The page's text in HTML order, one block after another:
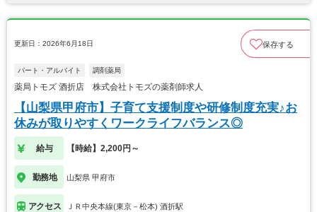
更新日：2026年6月18日 保存する
パート・アルバイト 調剤薬局
薬局トモズ 酒折店 株式会社トモズの薬剤師求人
【山梨県甲府市】子育て支援制度や研修制度充実♪お
休みが取りやすくワークライフバランス◎
給与 【時給】2,200円～
勤務地 山梨県 甲府市
アクセス ＪＲ中央本線(東京－松本) 酒折駅